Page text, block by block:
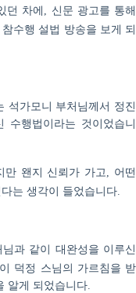
던 차에
신문 광고를 통해
수행 설법 방송을 보게 되
석가모니 부처님께서 정진
수행법이라는 것이었습니
만 왠지 신뢰가 가고
어떤
는 생각이 들었습니다
과 같이 대완성을 이루신
덕정 스님의 가르침을 받
알게 되었습니다